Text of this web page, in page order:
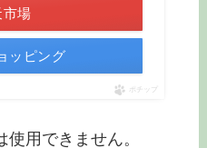
市場
ッピング
ポチップ
用できません。